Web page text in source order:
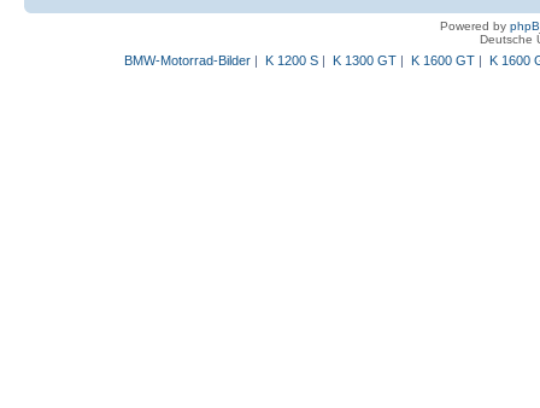
Powered by
Deutsche
BMW-Motorrad-Bilder| K 1200 S| K 1300 GT| K 1600 GT| K 1600